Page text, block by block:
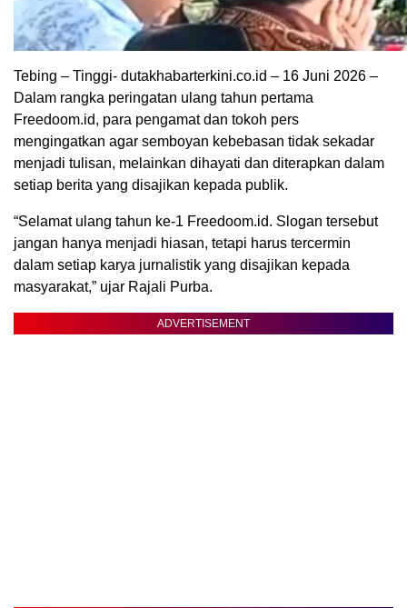
Tebing – Tinggi- dutakhabarterkini.co.id – 16 Juni 2026 –
Dalam rangka peringatan ulang tahun pertama
Freedoom.id, para pengamat dan tokoh pers
mengingatkan agar semboyan kebebasan tidak sekadar
menjadi tulisan, melainkan dihayati dan diterapkan dalam
setiap berita yang disajikan kepada publik.
“Selamat ulang tahun ke-1 Freedoom.id. Slogan tersebut
jangan hanya menjadi hiasan, tetapi harus tercermin
dalam setiap karya jurnalistik yang disajikan kepada
masyarakat,” ujar Rajali Purba.
ADVERTISEMENT